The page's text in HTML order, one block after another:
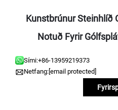
Kunstbrúnur Steinhlíð
Notuð Fyrir
Sími:+86-13959219373
Netfang: [email protected]